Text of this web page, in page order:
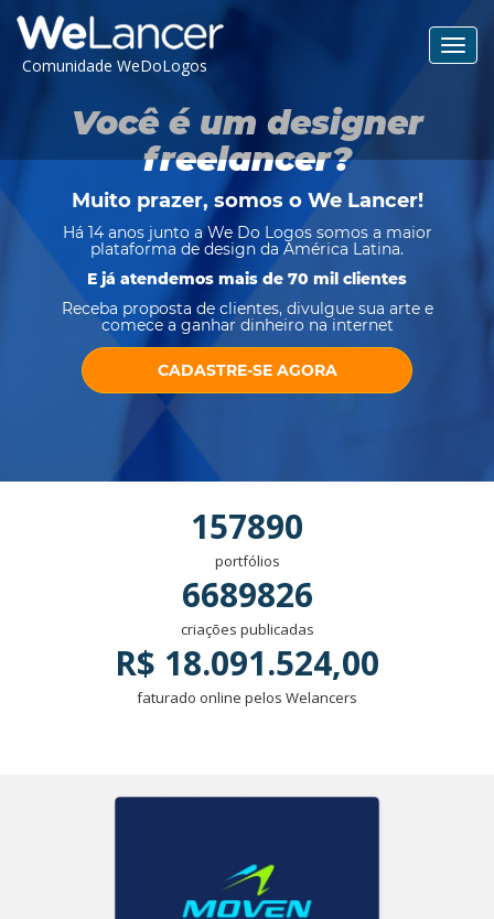
Comunidade WeDoLogos
Você é um designer
freelancer?
Muito prazer, somos o We Lancer!
Há 14 anos junto a We Do Logos somos a maior
plataforma de design da América Latina.
E já atendemos mais de 70 mil clientes
Receba proposta de clientes, divulgue sua arte e
comece a ganhar dinheiro na internet
CADASTRE-SE AGORA
157890
portfólios
6689826
criações publicadas
R$ 18.091.524,00
faturado online pelos Welancers